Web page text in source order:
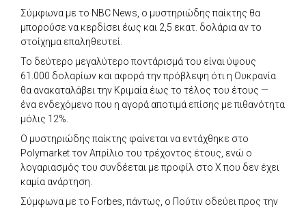
Σύμφωνα με το NBC News, ο μυστηριώδης παίκτης θα
μπορούσε να κερδίσει έως και 2,5 εκατ. δολάρια αν το
στοίχημα επαληθευτεί.
Το δεύτερο μεγαλύτερο ποντάρισμά του είναι ύψους
61.000 δολαρίων και αφορά την πρόβλεψη ότι η Ουκρανία
θα ανακαταλάβει την Κριμαία έως το τέλος του έτους —
ένα ενδεχόμενο που η αγορά αποτιμά επίσης με πιθανότητα
μόλις 12%.
Ο μυστηριώδης παίκτης φαίνεται να εντάχθηκε στο
Polymarket τον Απρίλιο του τρέχοντος έτους, ενώ ο
λογαριασμός του συνδέεται με προφίλ στο X που δεν έχει
καμία ανάρτηση.
Σύμφωνα με το Forbes, πάντως, ο Πούτιν οδεύει προς την